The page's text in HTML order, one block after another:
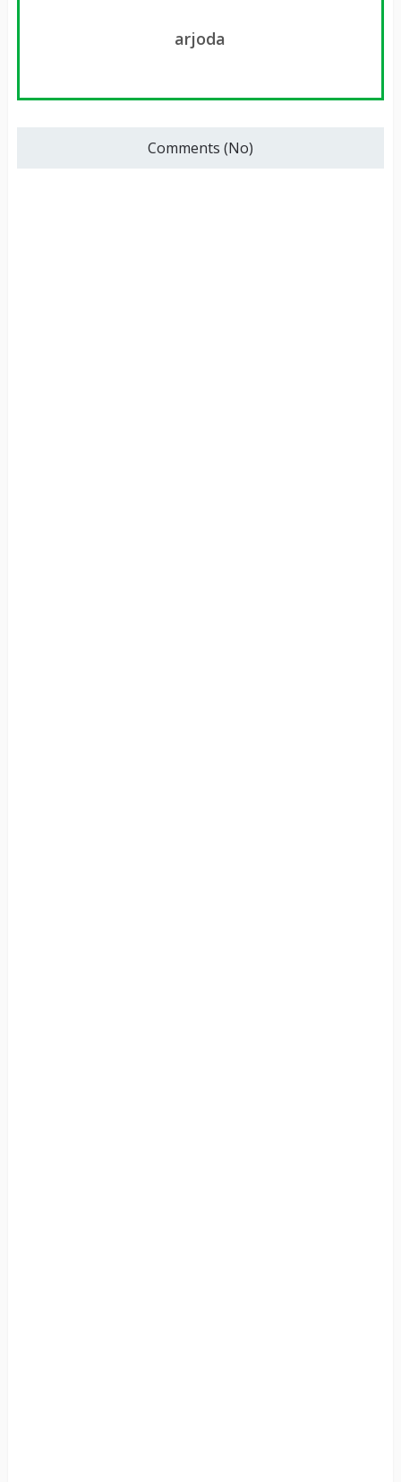
arjoda
Comments (No)